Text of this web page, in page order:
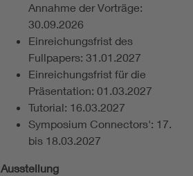
Annahme der Vorträge:
30.09.2026
Einreichungsfrist des
Fullpapers: 31.01.2027
Einreichungsfrist für die
Präsentation: 01.03.2027
Tutorial: 16.03.2027
Symposium Connectors': 17.
bis 18.03.2027
Ausstellung